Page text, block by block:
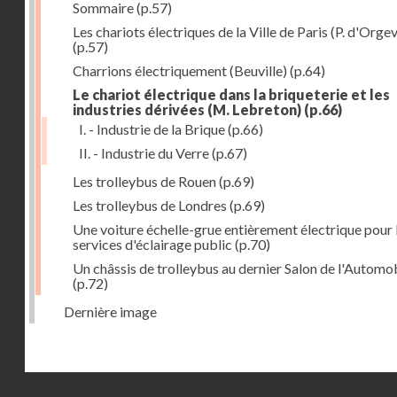
Sommaire(p.57)
Les chariots électriques de la Ville de Paris (P.
(p.57)
Charrions électriquement (Beuville) (p.64)
Le chariot électrique dans la briqueterie et les
industries dérivées (M. Lebreton) (p.66)
I. - Industrie de la Brique(p.66)
II. - Industrie du Verre(p.67)
Les trolleybus de Rouen(p.69)
Les trolleybus de Londres (p.69)
Une voiture échelle-grue entièrement électrique pour
services d'éclairage public (p.70)
Un châssis de trolleybus au dernier Salon de
(p.72)
Dernière image